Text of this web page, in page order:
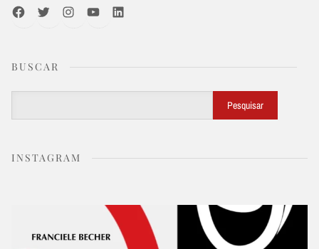
FacebookTwitterInstagramYoutubeLinkedIn
BUSCAR
Pesquisar
INSTAGRAM